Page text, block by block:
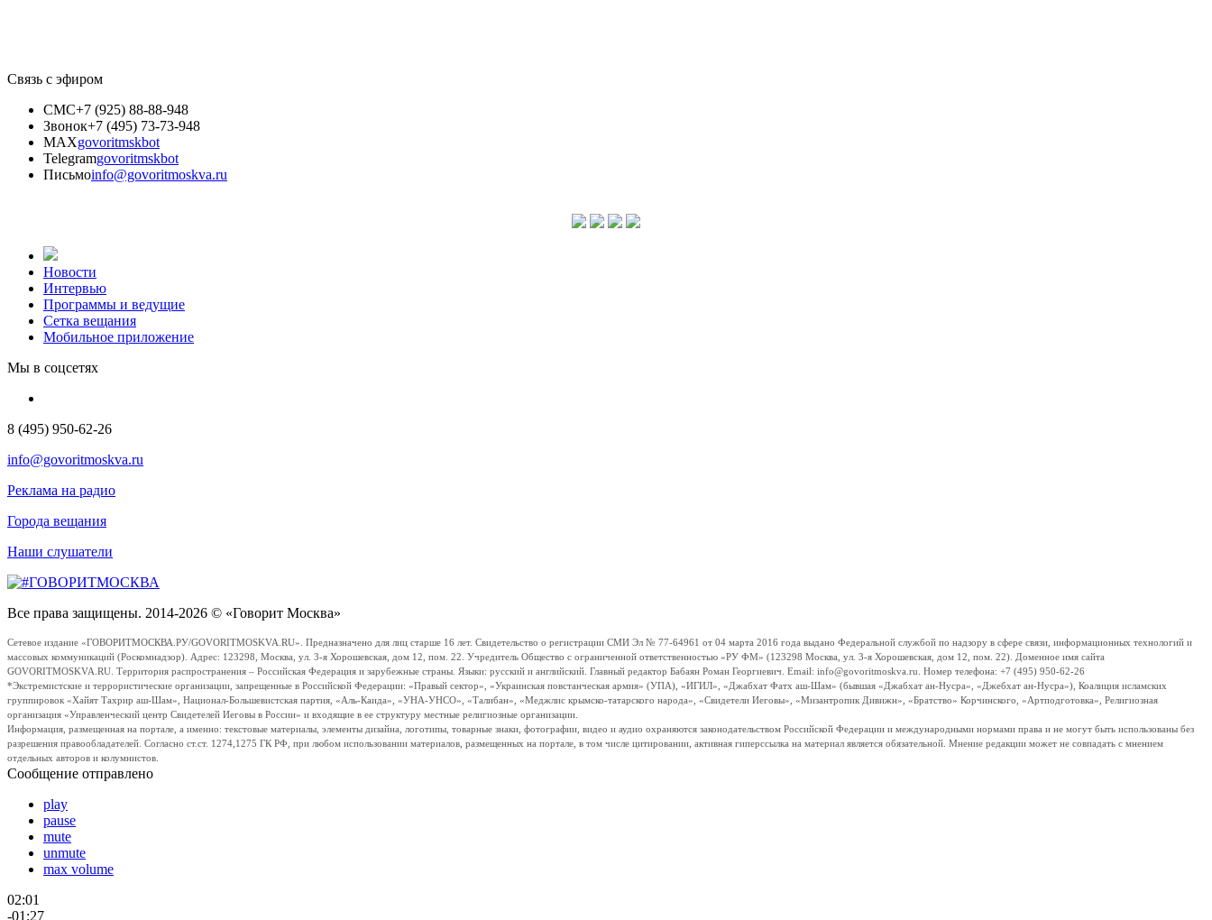
Связь с эфиром
СМС+7 (925) 88-88-948
Звонок+7 (495) 73-73-948
MAXgovoritmskbot
Telegramgovoritmskbot
Письмоinfo@govoritmoskva.ru
Новости
Интервью
Программы и ведущие
Сетка вещания
Мобильное приложение
Мы в соцсетях
8 (495) 950-62-26
info@govoritmoskva.ru
Реклама на радио
Города вещания
Наши слушатели
Все права защищены. 2014-2026 © «Говорит Москва»
Сетевое издание «ГОВОРИТМОСКВА.РУ/GOVORITMOSKVA.RU». Предназначено для лиц старше 16 лет. Свидетельство о регистрации СМИ Эл № 77-64961 от 04 марта 2016 года выдано Федеральной службой по надзору в сфере связи, информационных технологий и
массовых коммуникаций (Роскомнадзор). Адрес: 123298, Москва, ул. 3-я Хорошевская, дом 12, пом. 22. Учредитель Общество с ограниченной ответственностью «РУ ФМ» (123298 Москва, ул. 3-я Хорошевская, дом 12, пом. 22). Доменное имя сайта
GOVORITMOSKVA.RU. Территория распространения – Российская Федерация и зарубежные страны. Языки: русский и английский. Главный редактор Бабаян Роман Георгиевич. Email: info@govoritmoskva.ru. Номер телефона: +7 (495) 950-62-26
*Экстремистские и террористические организации, запрещенные в Российской Федерации: «Правый сектор», «Украинская повстанческая армия» (УПА), «ИГИЛ», «Джабхат Фатх аш-Шам» (бывшая «Джабхат ан-Нусра», «Джебхат ан-Нусра»), Коалиция исламских
группировок «Хайят Тахрир аш-Шам», Национал-Большевистская партия, «Аль-Каида», «УНА-УНСО», «Талибан», «Меджлис крымско-татарского народа», «Свидетели Иеговы», «Мизантропик Дивижн», «Братство» Корчинского, «Артподготовка», Религиозная
организация «Управленческий центр Свидетелей Иеговы в России» и входящие в ее структуру местные религиозные организации.
Информация, размещенная на портале, а именно: текстовые материалы, элементы дизайна, логотипы, товарные знаки, фотографии, видео и аудио охраняются законодательством Российской Федерации и международными нормами права и не могут быть использованы без
разрешения правообладателей. Согласно ст.ст. 1274,1275 ГК РФ, при любом использовании материалов, размещенных на портале, в том числе цитировании, активная гиперссылка на материал является обязательной. Мнение редакции может не совпадать с мнением
отдельных авторов и колумнистов.
Сообщение отправлено
play
pause
mute
unmute
max volume
02:01
-01:27